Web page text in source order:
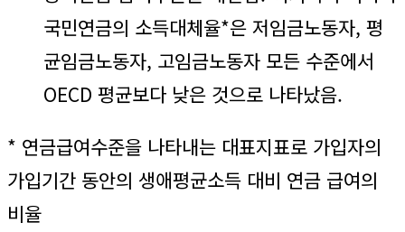
국민연금의 소득대체율*은 저임금노동자, 평
균임금노동자, 고임금노동자 모든 수준에서
OECD 평균보다 낮은 것으로 나타났음.
* 연금급여수준을 나타내는 대표지표로 가입자의
가입기간 동안의 생애평균소득 대비 연금 급여의
비율